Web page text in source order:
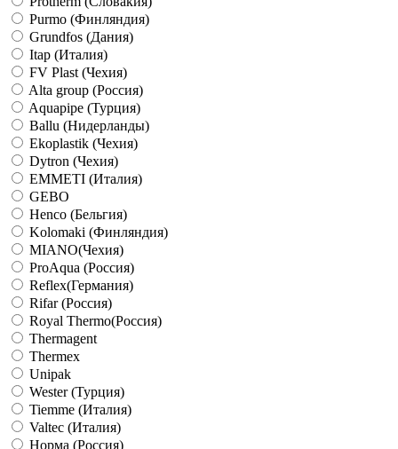
Purmo (Финляндия)
Grundfos (Дания)
Itap (Италия)
FV Plast (Чехия)
Alta group (Россия)
Aquapipe (Турция)
Ballu (Нидерланды)
Ekoplastik (Чехия)
Dytron (Чехия)
EMMETI (Италия)
GEBO
Henco (Бельгия)
Kolomaki (Финляндия)
MIANO(Чехия)
ProAqua (Россия)
Reflex(Германия)
Rifar (Россия)
Royal Thermo(Россия)
Thermagent
Thermex
Unipak
Wester (Турция)
Tiemme (Италия)
Valtec (Италия)
Норма (Россия)